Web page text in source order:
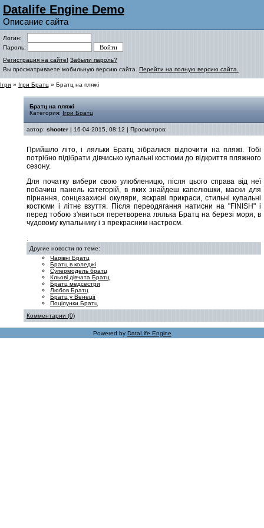
Datalife Engine Demo
Описание сайта
Логин:
Пароль:
Регистрация на сайте! Забыли пароль?
Вы просматриваете мобильную версию сайта. Перейти на полную версию сайта.
Ігри » Ігри Братц » Братц на пляжі
Братц на пляжі
Категория: Ігри Братц
автор: shooter | 16-04-2015, 08:12 | Просмотров:
Прийшло літо, і ляльки Братц зібралися відпочити на пляжі. Тобі
потрібно підібрати дівчисько купальні костюми до відкриття пляжного
сезону.
Для початку вибери свою улюбленицю, після цього справа від неї
побачиш панель категорій, в яких знайдеш капелюшки, маски для
пірнання, сонцезахисні окуляри, яскраві прикраси, стильні купальні
костюми і літнє взуття. Після переодягання натисни на "FINISH" і
перед тобою з'явиться перетворена лялька Братц на березі моря, в
чудовому купальнику і з прекрасним настроєм.
.
Другие новости по теме:
Чарівні Братц
Братц в коледжі
Супермодель братц
Кльові дівчата Братц
Братц медсестри
Любов Братц
Братц у Венеції
Поцілунки Братц
Комментарии (0)
Powered by DataLife Engine